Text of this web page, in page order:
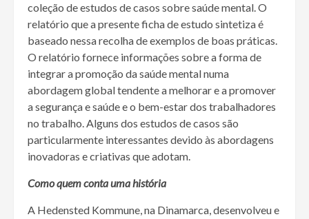
coleção de estudos de casos sobre saúde mental. O
relatório que a presente ficha de estudo sintetiza é
baseado nessa recolha de exemplos de boas práticas.
O relatório fornece informações sobre a forma de
integrar a promoção da saúde mental numa
abordagem global tendente a melhorar e a promover
a segurança e saúde e o bem-estar dos trabalhadores
no trabalho. Alguns dos estudos de casos são
particularmente interessantes devido às abordagens
inovadoras e criativas que adotam.
Como quem conta uma história
A Hedensted Kommune, na Dinamarca, desenvolveu e